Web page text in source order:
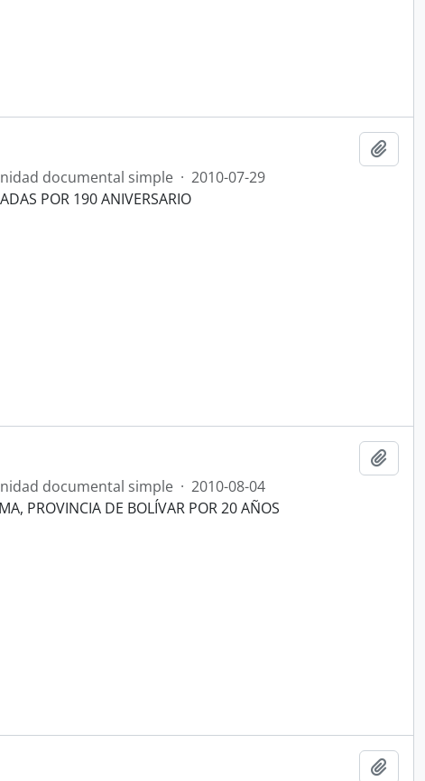
documental simple · 2010-07-29
POR 190 ANIVERSARIO
documental simple · 2010-08-04
PROVINCIA DE BOLÍVAR POR 20 AÑOS